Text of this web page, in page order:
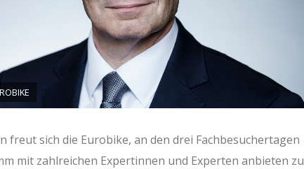
freut sich die Eurobike, an den drei Fachbesuchertagen
mit zahlreichen Expertinnen und Experten anbieten zu